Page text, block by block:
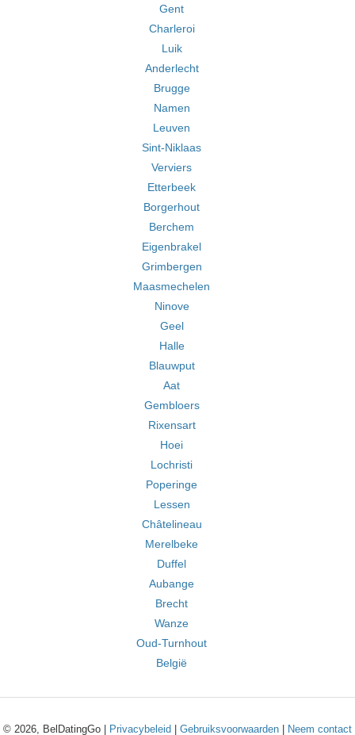
Gent
Charleroi
Luik
Anderlecht
Brugge
Namen
Leuven
Sint-Niklaas
Verviers
Etterbeek
Borgerhout
Berchem
Eigenbrakel
Grimbergen
Maasmechelen
Ninove
Geel
Halle
Blauwput
Aat
Gembloers
Rixensart
Hoei
Lochristi
Poperinge
Lessen
Châtelineau
Merelbeke
Duffel
Aubange
Brecht
Wanze
Oud-Turnhout
België
© 2026, BelDatingGo | Privacybeleid Gebruiksvoorwaarden Neem contact